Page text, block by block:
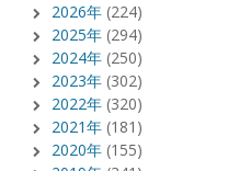
2026年 (224)
2025年 (294)
2024年 (250)
2023年 (302)
2022年 (320)
2021年 (181)
2020年 (155)